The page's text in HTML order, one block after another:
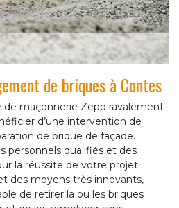
de briques à Contes
de maçonnerie Zepp ravalement
d’une intervention de
de brique de façade.
personnels qualifiés et des
la réussite de votre projet.
des moyens très innovants,
de retirer la ou les briques